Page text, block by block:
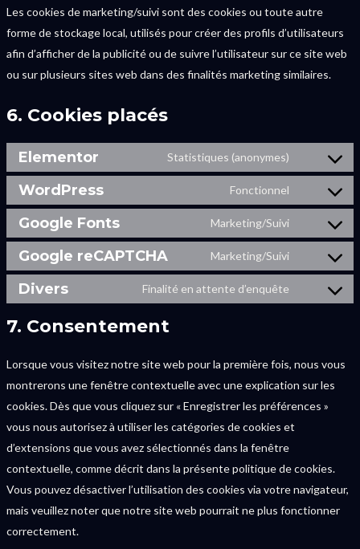
Les cookies de marketing/suivi sont des cookies ou toute autre
forme de stockage local, utilisés pour créer des profils d’utilisateurs
afin d’afficher de la publicité ou de suivre l’utilisateur sur ce site web
ou sur plusieurs sites web dans des finalités marketing similaires.
6. Cookies placés
Elementor Statistiques (anonymes)
WordPress Fonctionnel
Google Fonts Marketing/Suivi
Google reCAPTCHA Marketing/Suivi
Divers Finalité en attente d’enquête
7. Consentement
Lorsque vous visitez notre site web pour la première fois, nous vous
montrerons une fenêtre contextuelle avec une explication sur les
cookies. Dès que vous cliquez sur « Enregistrer les préférences »
vous nous autorisez à utiliser les catégories de cookies et
d’extensions que vous avez sélectionnés dans la fenêtre
contextuelle, comme décrit dans la présente politique de cookies.
Vous pouvez désactiver l’utilisation des cookies via votre navigateur,
mais veuillez noter que notre site web pourrait ne plus fonctionner
correctement.